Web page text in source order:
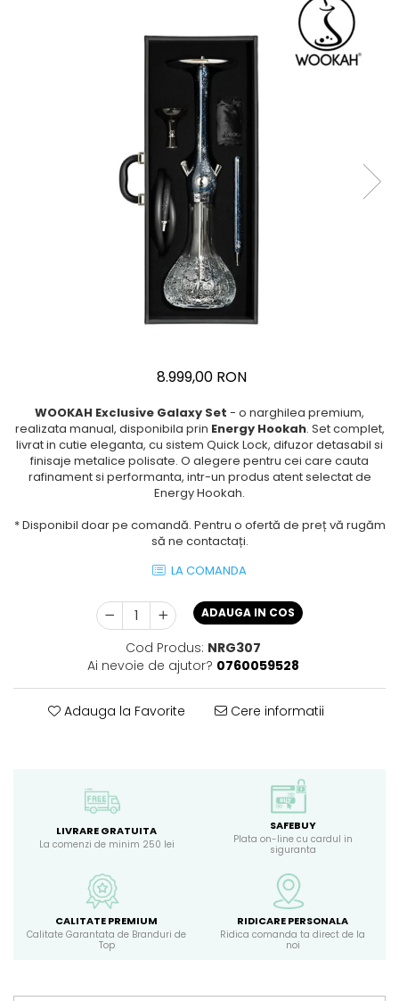
8.999,00 RON
WOOKAH Exclusive Galaxy Set - o narghilea premium,
realizata manual, disponibila prin Energy Hookah. Set complet,
livrat in cutie eleganta, cu sistem Quick Lock, difuzor detasabil si
finisaje metalice polisate. O alegere pentru cei care cauta
rafinament si performanta, intr-un produs atent selectat de
Energy Hookah.
* Disponibil doar pe comandă. Pentru o ofertă de preț vă rugăm
să ne contactați.
LA COMANDA
ADAUGA IN COS
Cod Produs: NRG307
Ai nevoie de ajutor? 0760059528
Adauga la Favorite Cere informatii
LIVRARE GRATUITA
La comenzi de minim 250 lei
SAFEBUY
Plata on-line cu cardul in
siguranta
CALITATE PREMIUM
Calitate Garantata de Branduri de
Top
RIDICARE PERSONALA
Ridica comanda ta direct de la
noi